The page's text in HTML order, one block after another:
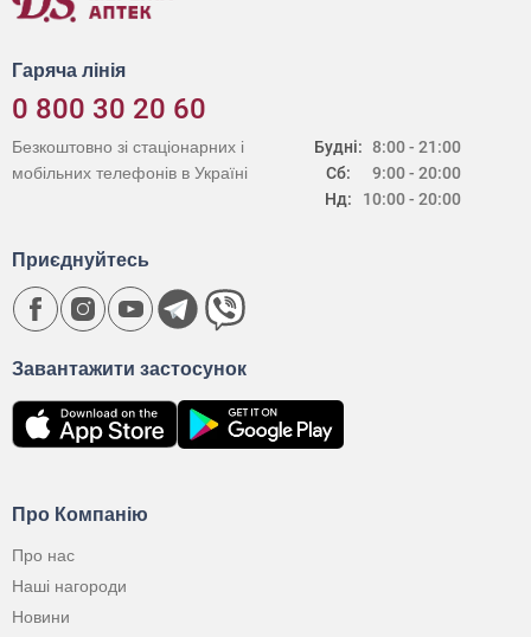
Гаряча лінія
0 800 30 20 60
Будні:
Сб:
Нд:
8:00 - 21:00
9:00 - 20:00
10:00 - 20:00
Безкоштовно зі стаціонарних і
мобільних телефонів в Україні
Про Компанію
Про нас
Наші нагороди
Новини
Завантажити застосунок
Приєднуйтесь